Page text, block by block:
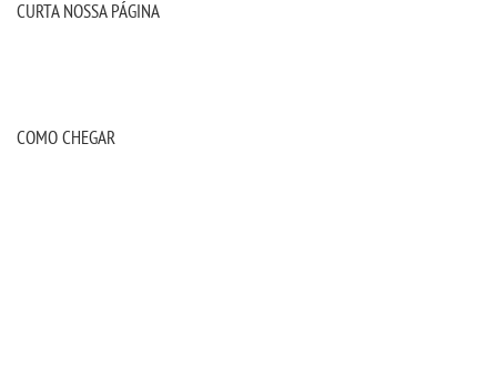
CURTA NOSSA PÁGINA
COMO CHEGAR